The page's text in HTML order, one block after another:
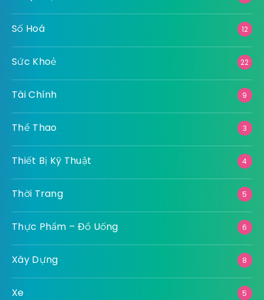
Số Hoá 12
Sức Khoẻ 22
Tài Chính 9
Thể Thao 3
Thiết Bị Kỹ Thuật 4
Thời Trang 5
Thực Phẩm – Đồ Uống 6
Xây Dựng 8
Xe 5